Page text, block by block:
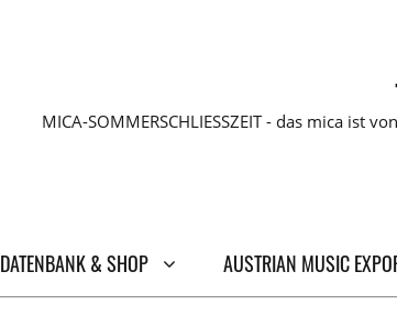
MICA-SOMMERSCHLIESSZEIT - das mica ist
DATENBANK & SHOP AUSTRIAN MUSIC